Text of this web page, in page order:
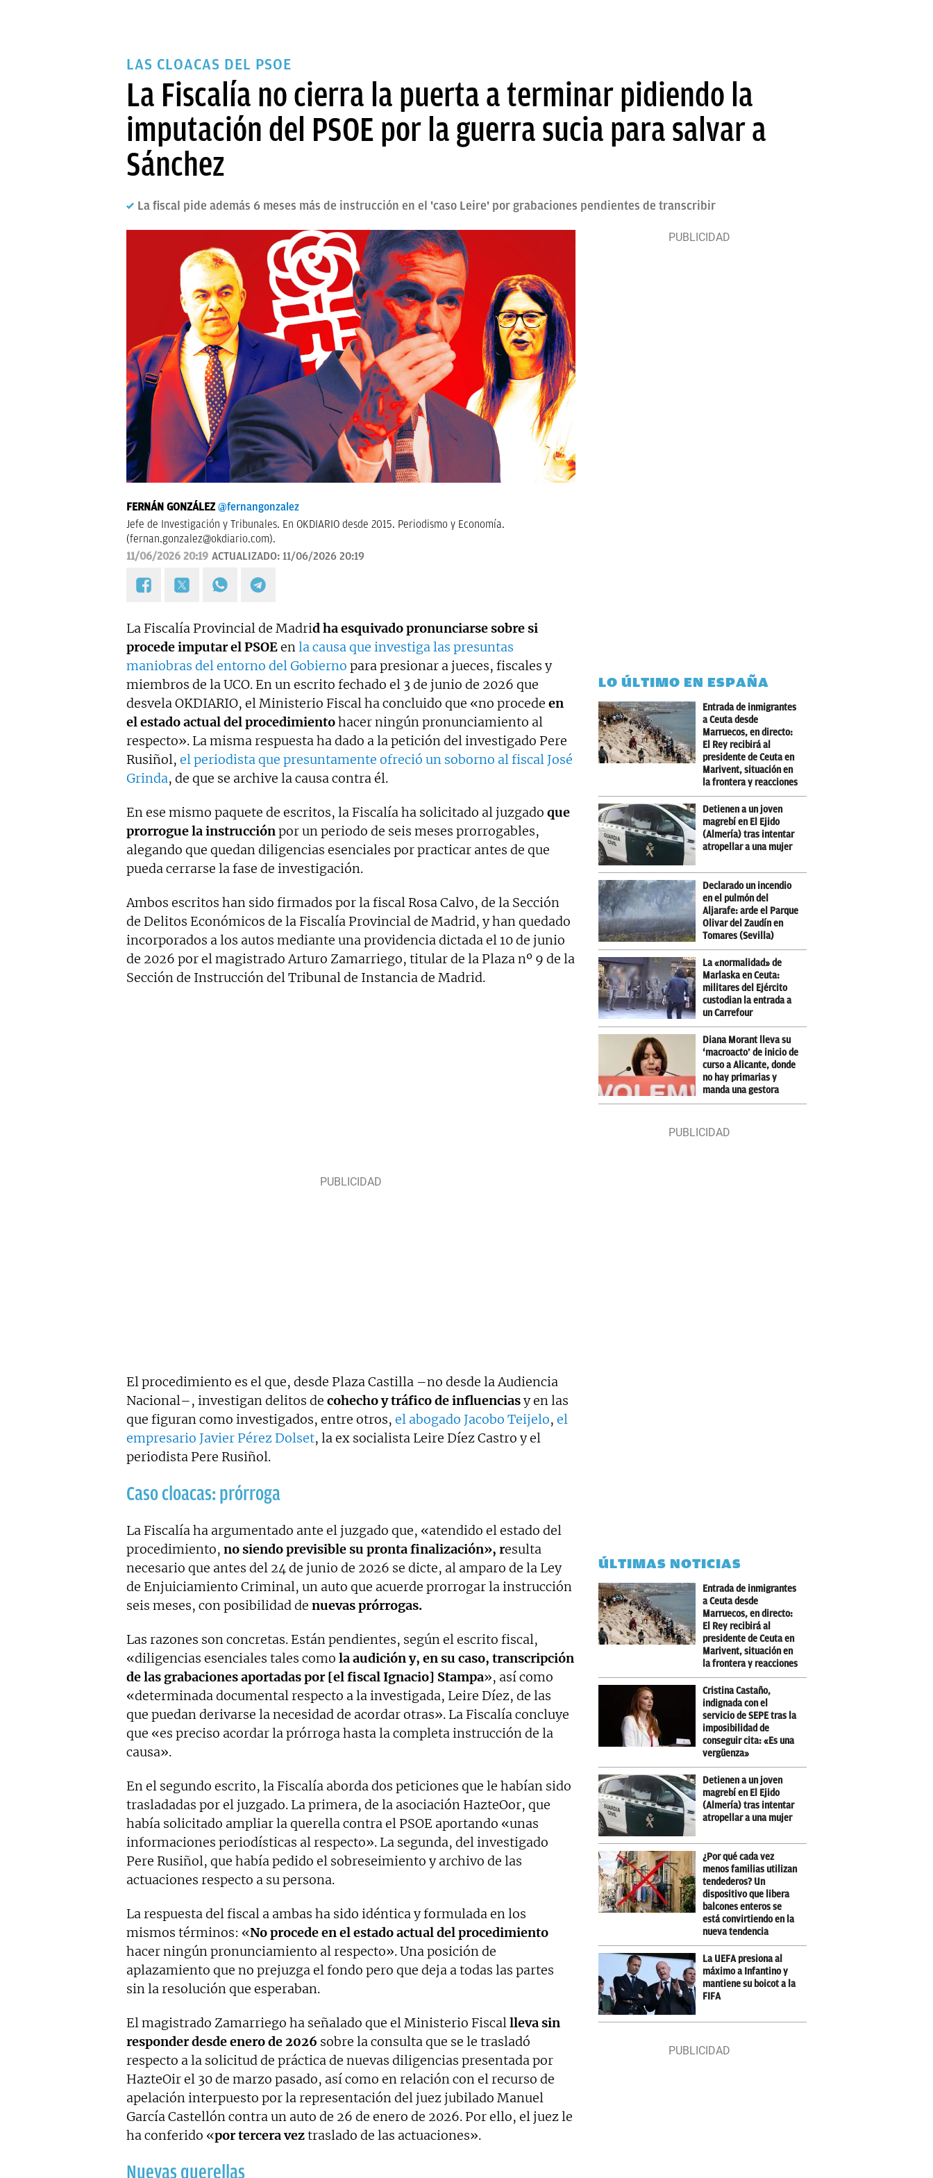
LAS CLOACAS DEL PSOE
La Fiscalía no cierra la puerta a terminar pidiendo la
imputación del PSOE por la guerra sucia para salvar a
Sánchez
La fiscal pide además 6 meses más de instrucción en el 'caso Leire' por grabaciones pendientes de transcribir
FERNÁN GONZÁLEZ @fernangonzalez
Jefe de Investigación y Tribunales. En OKDIARIO desde 2015. Periodismo y Economía.
(fernan.gonzalez@okdiario.com).
11/06/2026 20:19 ACTUALIZADO: 11/06/2026 20:19
La Fiscalía Provincial de Madrid ha esquivado pronunciarse sobre si
procede imputar el PSOEenla causa que investiga las presuntas
maniobras del entorno del Gobierno para presionar a jueces, fiscales y
miembros de la UCO. En un escrito fechado el 3 de junio de 2026 que
desvela OKDIARIO, el Ministerio Fiscal ha concluido que «no procede en
el estado actual del procedimientohacer ningún pronunciamiento al
respecto». La misma respuesta ha dado a la petición del investigado Pere
Rusiñol, el periodista que presuntamente ofreció un soborno al fiscal José
Grinda, de que se archive la causa contra él.
En ese mismo paquete de escritos, la Fiscalía ha solicitado al juzgado que
prorrogue la instrucciónpor un periodo de seis meses prorrogables,
alegando que quedan diligencias esenciales por practicar antes de que
pueda cerrarse la fase de investigación.
Ambos escritos han sido firmados por la fiscal Rosa Calvo, de la Sección
de Delitos Económicos de la Fiscalía Provincial de Madrid, y han quedado
incorporados a los autos mediante una providencia dictada el 10 de junio
de 2026 por el magistrado Arturo Zamarriego, titular de la Plaza nº 9 de la
Sección de Instrucción del Tribunal de Instancia de Madrid.
El procedimiento es el que, desde Plaza Castilla –no desde la Audiencia
Nacional–, investigan delitos de cohecho y tráfico de influenciasy en las
que figuran como investigados, entre otros, el abogado Jacobo Teijelo, el
empresario Javier Pérez Dolset, la ex socialista Leire Díez Castro y el
periodista Pere Rusiñol.
Caso cloacas: prórroga
La Fiscalía ha argumentado ante el juzgado que, «atendido el estado del
procedimiento, no siendo previsible su pronta finalización», resulta
necesario que antes del 24 de junio de 2026 se dicte, al amparo de la Ley
de Enjuiciamiento Criminal, un auto que acuerde prorrogar la instrucción
seis meses, con posibilidad de nuevas prórrogas.
Las razones son concretas. Están pendientes, según el escrito fiscal,
«diligencias esenciales tales como la audición y, en su caso, transcripción
de las grabaciones aportadas por [el fiscal Ignacio] Stampa», así como
«determinada documental respecto a la investigada, Leire Díez, de las
que puedan derivarse la necesidad de acordar otras». La Fiscalía concluye
que «es preciso acordar la prórroga hasta la completa instrucción de la
causa».
En el segundo escrito, la Fiscalía aborda dos peticiones que le habían sido
trasladadas por el juzgado. La primera, de la asociación HazteOor, que
había solicitado ampliar la querella contra el PSOE aportando «unas
informaciones periodísticas al respecto». La segunda, del investigado
Pere Rusiñol, que había pedido el sobreseimiento y archivo de las
actuaciones respecto a su persona.
La respuesta del fiscal a ambas ha sido idéntica y formulada en los
mismos términos: «No procede en el estado actual del procedimiento
hacer ningún pronunciamiento al respecto». Una posición de
aplazamiento que no prejuzga el fondo pero que deja a todas las partes
sin la resolución que esperaban.
El magistrado Zamarriego ha señalado que el Ministerio Fiscallleva sin
responder desde enero de 2026 sobre la consulta que se le trasladó
respecto a la solicitud de práctica de nuevas diligencias presentada por
HazteOir el 30 de marzo pasado, así como en relación con el recurso de
apelación interpuesto por la representación del juez jubilado Manuel
García Castellón contra un auto de 26 de enero de 2026. Por ello, el juez le
ha conferido «por tercera veztraslado de las actuaciones».
Nuevas querellas
LO ÚLTIMO EN ESPAÑA
Entrada de inmigrantes
a Ceuta desde
Marruecos, en directo:
El Rey recibirá al
presidente de Ceuta en
Marivent, situación en
la frontera y reacciones
Detienen a un joven
magrebí en El Ejido
(Almería) tras intentar
atropellar a una mujer
Declarado un incendio
en el pulmón del
Aljarafe: arde el Parque
Olivar del Zaudín en
Tomares (Sevilla)
La «normalidad» de
Marlaska en Ceuta:
militares del Ejército
custodian la entrada a
un Carrefour
Diana Morant lleva su
‘macroacto’ de inicio de
curso a Alicante, donde
no hay primarias y
manda una gestora
ÚLTIMAS NOTICIAS
Entrada de inmigrantes
a Ceuta desde
Marruecos, en directo:
El Rey recibirá al
presidente de Ceuta en
Marivent, situación en
la frontera y reacciones
Cristina Castaño,
indignada con el
servicio de SEPE tras la
imposibilidad de
conseguir cita: «Es una
vergüenza»
Detienen a un joven
magrebí en El Ejido
(Almería) tras intentar
atropellar a una mujer
¿Por qué cada vez
menos familias utilizan
tendederos? Un
dispositivo que libera
balcones enteros se
está convirtiendo en la
nueva tendencia
La UEFA presiona al
máximo a Infantino y
mantiene su boicot a la
FIFA